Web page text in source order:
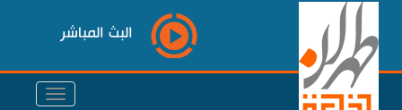
البث المباشر